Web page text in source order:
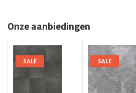
Onze aanbiedingen
SALE SALE